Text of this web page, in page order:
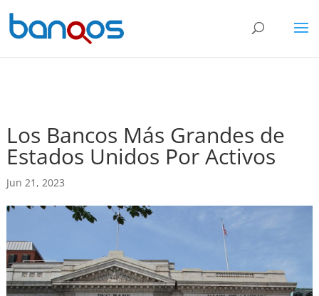
Los Bancos Más Grandes de
Estados Unidos Por Activos
Jun 21, 2023